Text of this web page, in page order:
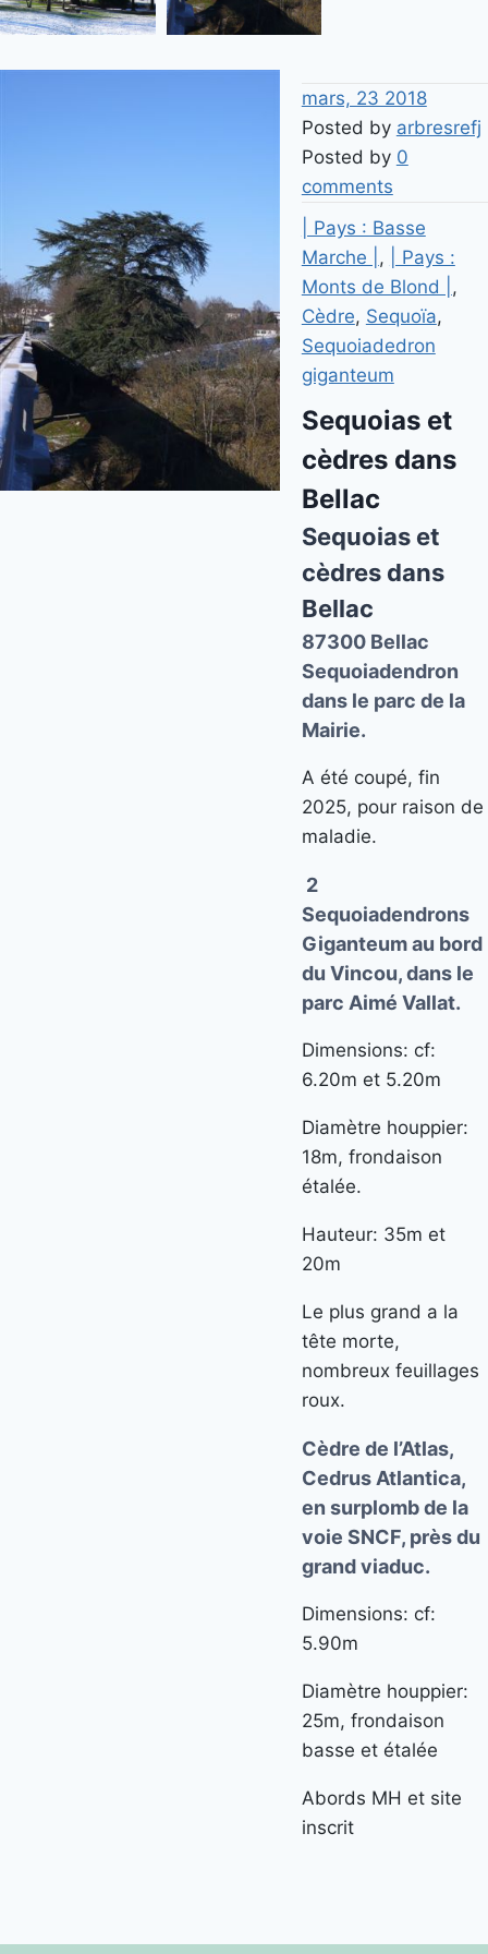
mars, 23 2018
Posted by arbresrefj
Posted by 0
comments
| Pays : Basse
Marche | ,
| Pays :
Monts de Blond | ,
Cèdre, Sequoïa,
Sequoiadedron
giganteum
Sequoias et
cèdres dans
Bellac
Sequoias et
cèdres dans
Bellac
87300 Bellac
Sequoiadendron
dans le parc de la
Mairie.
A été coupé, fin
2025, pour raison de
maladie.
2
Sequoiadendrons
Giganteum au bord
du Vincou, dans le
parc Aimé Vallat.
Dimensions: cf:
6.20m et 5.20m
Diamètre houppier:
18m, frondaison
étalée.
Hauteur: 35m et
20m
Le plus grand a la
tête morte,
nombreux feuillages
roux.
Cèdre de l’Atlas,
Cedrus Atlantica,
en surplomb de la
voie SNCF, près du
grand viaduc.
Dimensions: cf:
5.90m
Diamètre houppier:
25m, frondaison
basse et étalée
Abords MH et site
inscrit